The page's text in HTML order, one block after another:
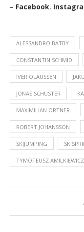
– Facebook,
ALESSANDRO BATBY
CONSTANTIN SCHMID
IVER OLAUSSEN
JONAS SCHUSTER
MAXIMILIAN ORTNER
ROBERT JOHANSSON
SKIJUMPING
TYMOTEUSZ AMILKIEWICZ